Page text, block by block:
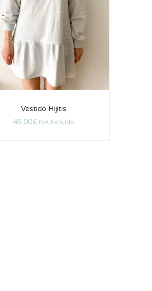
Vestido Hijitis
45.00€ IVA Incluido